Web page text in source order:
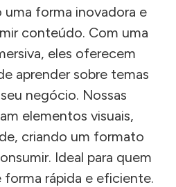
uma forma inovadora e
conteúdo. Com uma
eles oferecem
aprender sobre temas
negócio. Nossas
elementos visuais,
criando um formato
Ideal para quem
forma rápida e eficiente.